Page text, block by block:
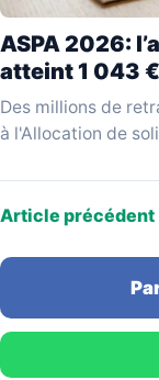
ASPA 2026:
atteint 1 043
Des millions de
à l'Allocation de
Article précédent